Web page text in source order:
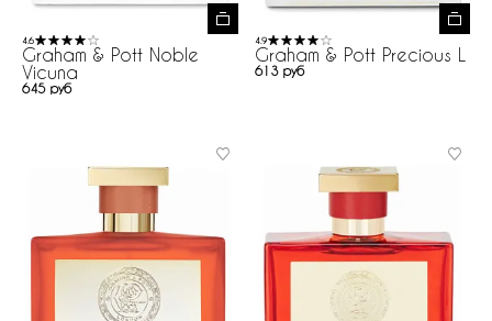
4.6
Graham & Pott Noble
Vicuna
645 руб
4.9
Graham & Pott Precious L
613 руб